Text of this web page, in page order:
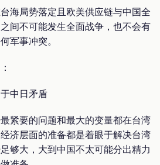
海局势落定且欧美供应链与中国全
间不可能发生全面战争，也不会有
军事冲突。
中日矛盾
紧要的问题和最大的变量都在台湾
济层面的准备都是着眼于解决台湾
够大，大到中国不太可能分出精力